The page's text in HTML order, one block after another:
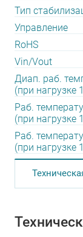
Тип
Управление
RoHS
Vin/Vout
Диап. раб.
(при нагрузке
Раб.
(при нагрузке
Раб.
(при нагрузке